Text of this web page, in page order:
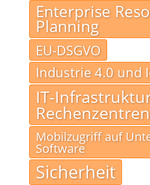
Enterprise
Planning
EU-DSGVO
Industrie 4.0 und
IT-
Rechenzentren
Mobilzugriff auf
Software
Sicherheit